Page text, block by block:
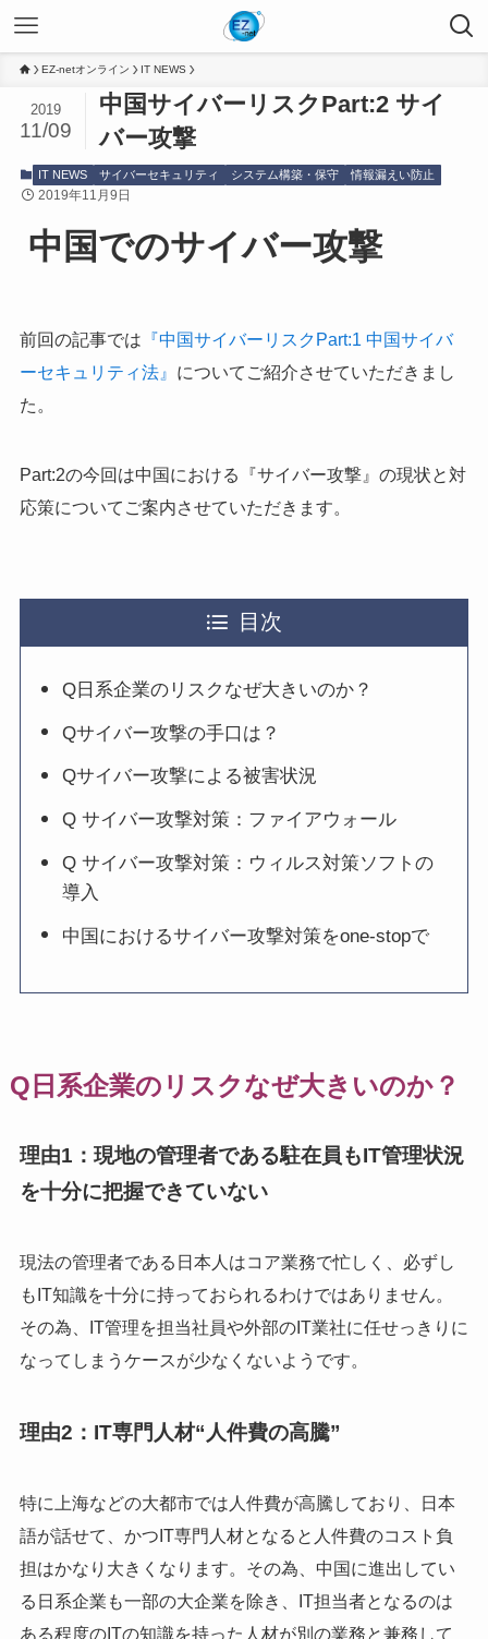
EZ-netオンライン IT NEWS
中国サイバーリスクPart:2 サイ
バー攻撃
2019
11/09
IT NEWS サイバーセキュリティ システム構築・保守 情報漏えい防止
2019年11月9日
中国でのサイバー攻撃
前回の記事では 『中国サイバーリスクPart:1 中国サイバ
ーセキュリティ法』 についてご紹介させていただきまし
た。
Part:2の今回は中国における『サイバー攻撃』の現状と対
応策についてご案内させていただきます。
目次
Q日系企業のリスクなぜ大きいのか？
Qサイバー攻撃の手口は？
Qサイバー攻撃による被害状況
Q サイバー攻撃対策：ファイアウォール
Q サイバー攻撃対策：ウィルス対策ソフトの
導入
中国におけるサイバー攻撃対策をone-stopで
Q日系企業のリスクなぜ大きいのか？
理由1：現地の管理者である駐在員もIT管理状況
を十分に把握できていない
現法の管理者である日本人はコア業務で忙しく、必ずし
もIT知識を十分に持っておられるわけではありません。
その為、IT管理を担当社員や外部のIT業社に任せっきりに
なってしまうケースが少なくないようです。
理由2：IT専門人材“人件費の高騰”
特に上海などの大都市では人件費が高騰しており、日本
語が話せて、かつIT専門人材となると人件費のコスト負
担はかなり大きくなります。その為、中国に進出してい
る日系企業も一部の大企業を除き、IT担当者となるのは
ある程度のITの知識を持った人材が別の業務と兼務して